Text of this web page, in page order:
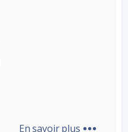
En savoir plus ...